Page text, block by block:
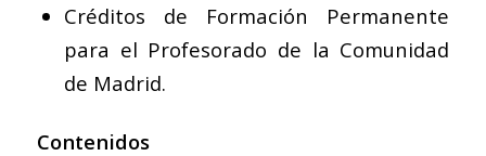
Créditos de Formación Permanente
para el Profesorado de la Comunidad
de Madrid.
Contenidos